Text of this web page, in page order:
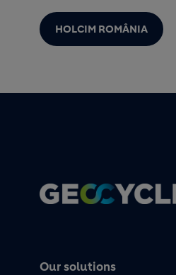
HOLCIM ROMÂNIA
Footer
Our solutions